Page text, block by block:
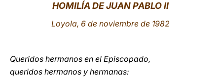
HOMILÍA DE JUAN PABLO II
Loyola, 6 de noviembre de 1982
Queridos hermanos en el Episcopado,
queridos hermanos y hermanas: